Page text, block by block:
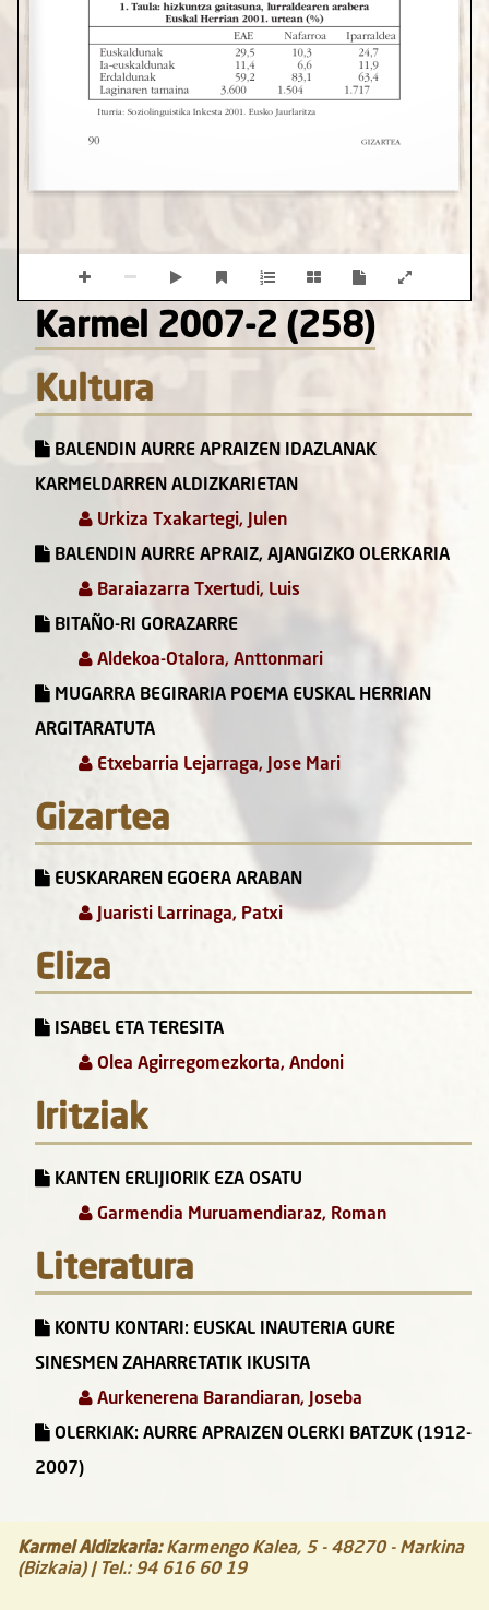
Karmel 2007-2 (258)
Kultura
BALENDIN AURRE APRAIZEN IDAZLANAK
KARMELDARREN ALDIZKARIETAN
Urkiza Txakartegi, Julen
BALENDIN AURRE APRAIZ, AJANGIZKO OLERKARIA
Baraiazarra Txertudi, Luis
BITAÑO-RI GORAZARRE
Aldekoa-Otalora, Anttonmari
MUGARRA BEGIRARIA POEMA EUSKAL HERRIAN
ARGITARATUTA
Etxebarria Lejarraga, Jose Mari
Gizartea
EUSKARAREN EGOERA ARABAN
Juaristi Larrinaga, Patxi
Eliza
ISABEL ETA TERESITA
Olea Agirregomezkorta, Andoni
Iritziak
KANTEN ERLIJIORIK EZA OSATU
Garmendia Muruamendiaraz, Roman
Literatura
KONTU KONTARI: EUSKAL INAUTERIA GURE
SINESMEN ZAHARRETATIK IKUSITA
Aurkenerena Barandiaran, Joseba
OLERKIAK: AURRE APRAIZEN OLERKI BATZUK (1912-
2007)
Karmel Aldizkaria: Karmengo Kalea, 5 - 48270- Markina
(Bizkaia)| Tel.: 94 616 60 19